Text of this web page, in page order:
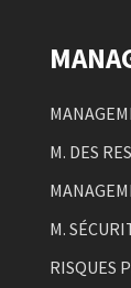
M. DES
M.
RISQUES